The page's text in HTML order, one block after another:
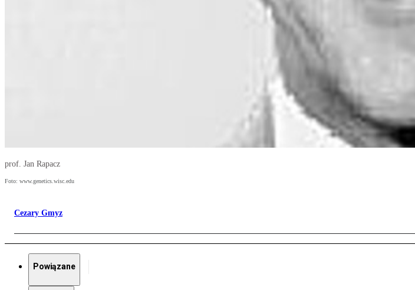
prof. Jan Rapacz
Foto: www.genetics.wisc.edu
Cezary Gmyz
Powiązane